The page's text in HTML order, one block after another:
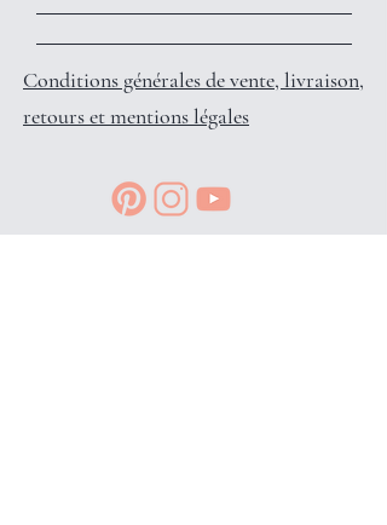
Conditions générales de vente, livraison,
retours et mentions légales